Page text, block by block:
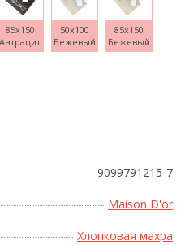
85x150
Антрацит
50x100
Бежевый
85x150
Бежевый
9099791215-7
Maison D'or
Хлопковая махра